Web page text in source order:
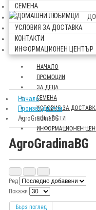
СЕМЕНА
УСЛОВИЯ ЗА ДОСТАВКА
КОНТАКТИ
ИНФОРМАЦИОНЕН ЦЕНТЪР
НАЧАЛО
ПРОМОЦИИ
ЗА ДЕЦА
СЕМЕНА
УСЛОВИЯ ЗА
КОНТАКТИ
ИНФОРМАЦИОНЕН
Начало
Производители
AgroGradinaBG
AgroGradinaBG
Ред
Покажи
Бърз поглед